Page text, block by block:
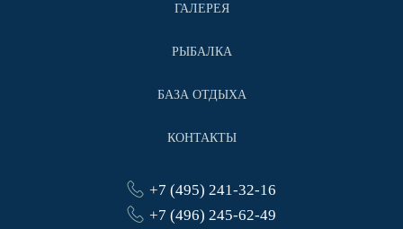
ГАЛЕРЕЯ
РЫБАЛКА
БАЗА ОТДЫХА
КОНТАКТЫ
+7 (495) 241-32-16
+7 (496) 245-62-49